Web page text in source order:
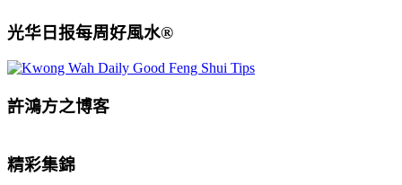
光华日报每周好風水®
許鴻方之博客
精彩集錦